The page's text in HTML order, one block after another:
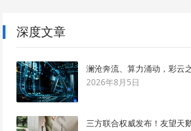
深度文章
澜沧奔流、算力涌动，彩云
2026年8月5日
三方联合权威发布！友望天